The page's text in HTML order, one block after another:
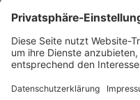
80331 München
Kontakt
089 233-21172
volkskultur@muenchen.de